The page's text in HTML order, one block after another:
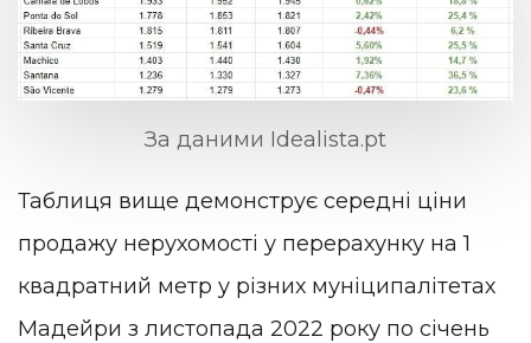
За даними Idealista.pt
Таблиця вище демонструє середні ціни
продажу нерухомості у перерахунку на 1
квадратний метр у різних муніципалітетах
Мадейри з листопада 2022 року по січень